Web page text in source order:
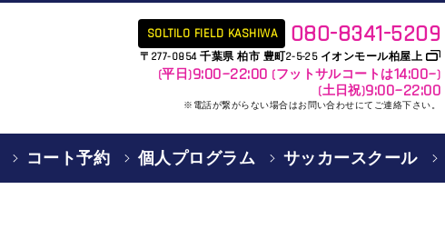
SOLTILO FIELD KASHIWA 080-8341-5209
〒277-0854 千葉県 柏市 豊町2-5-25 イオンモール柏屋上
(平日)9:00~22:00 (フットサルコートは14:00~)
(土日祝)9:00~22:00
※電話が繋がらない場合はお問い合わせにてご連絡下さい。
コート予約 個人プログラム サッカースクール